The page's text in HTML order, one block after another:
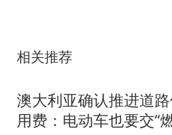
相关推荐
澳大利亚确认推进道
用费：电动车也要交“